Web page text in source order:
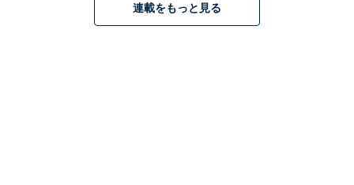
連載をもっと見る